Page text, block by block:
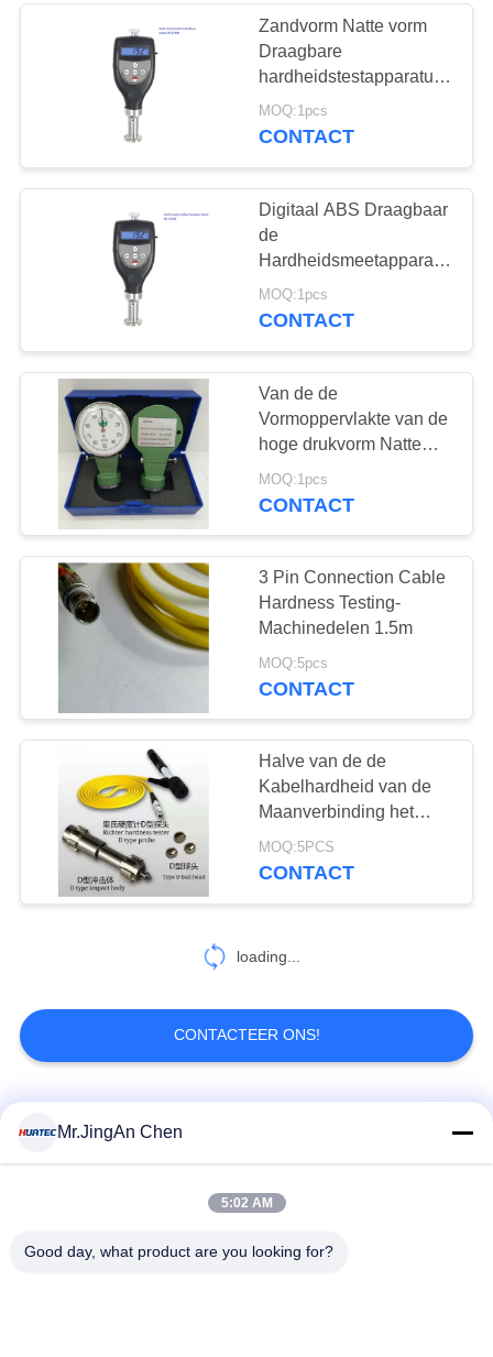
X-Ray Fout Detector
X-Ray pijpleiding
Crawlers
35
Holiday Detector
22
Magnetisch
onderzoek
Wervelstroom het
38
Penetrantonderzoek
19
Zandvorm Natte vorm
Draagbare
hardheidstestapparatuur
HT-6710B Digital
MOQ:1pcs
CONTACT
Digitaal ABS Draagbaar
de
Hardheidsmeetapparaat
ht-6710C van USB
MOQ:1pcs
CONTACT
Van de de
Vormoppervlakte van de
hoge drukvorm Natte
van het de
Hardheidsmeetapparaat
MOQ:1pcs
CONTACT
3 Pin Connection Cable
Hardness Testing-
Machinedelen 1.5m
MOQ:5pcs
CONTACT
Halve van de de
Kabelhardheid van de
Maanverbinding het
Meetapparaatdelen voor
Leeb-Effectapparaat
MOQ:5PCS
CONTACT
loading...
CONTACTEER ONS!
populaire categorieën
Ultrasoon diktemeter
Mr.JingAn Chen
5:02 AM
Good day, what product are you looking for?